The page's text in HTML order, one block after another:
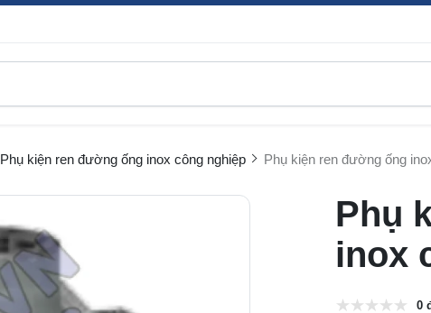
Phụ kiện ren đường ống inox công nghiệp Phụ kiện ren đường ống
Phụ
inox
0